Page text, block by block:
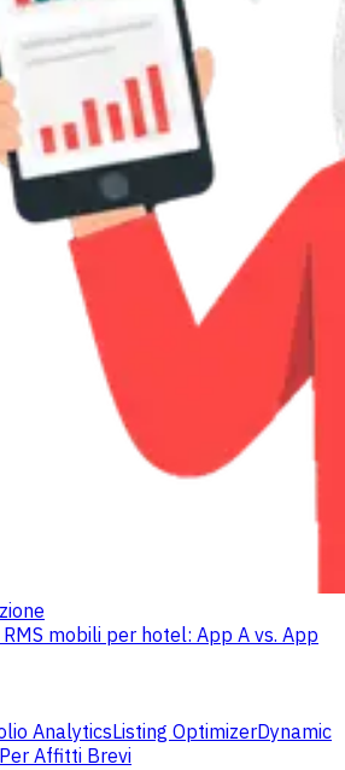
mobili per hotel: App A vs. App
AnalyticsListing OptimizerDynamic
Affitti Brevi